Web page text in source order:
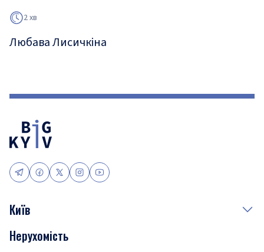
2 хв
Любава Лисичкіна
Київ
Події
Нерухомість